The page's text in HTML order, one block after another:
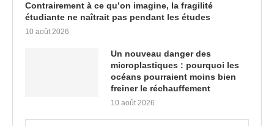
Contrairement à ce qu’on imagine, la fragilité
étudiante ne naîtrait pas pendant les études
10 août 2026
Un nouveau danger des
microplastiques : pourquoi les
océans pourraient moins bien
freiner le réchauffement
10 août 2026